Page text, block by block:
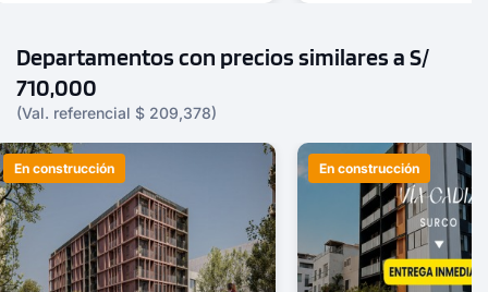
Departamentos con precios similares a S/
710,000
(Val. referencial $ 209,378)
En construcción En construcción